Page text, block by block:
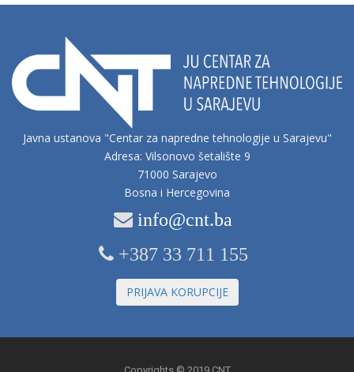
Javna ustanova "Centar za napredne tehnologije u Sarajevu"
Adresa: Vilsonovo šetalište 9
71000 Sarajevo
Bosna i Hercegovina
info@cnt.ba
+387 33 711 155
PRIJAVA KORUPCIJE